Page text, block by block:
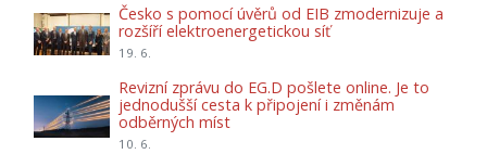
Česko s pomocí úvěrů od EIB zmodernizuje a
rozšíří elektroenergetickou síť
19. 6.
Revizní zprávu do EG.D pošlete online. Je to
jednodušší cesta k připojení i změnám
odběrných míst
10. 6.